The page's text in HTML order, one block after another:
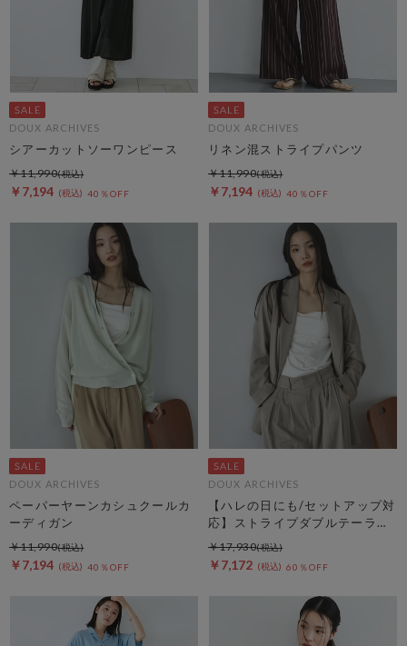
DOUX ARCHIVES
シアーカットソーワンピース
￥7,194 40％OFF
￥11,990
DOUX ARCHIVES
リネン混ストライプパンツ
￥7,194 40％OFF
￥11,990
DOUX ARCHIVES
ペーパーヤーンカシュクールカ
ーディガン
￥7,194 40％OFF
￥11,990
DOUX ARCHIVES
【ハレの日にも/セットアップ対
応】ストライプダブルテーラー
ドジャケット
￥7,172 60％OFF
￥17,930